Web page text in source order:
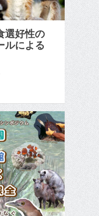
選好性の
ルによる